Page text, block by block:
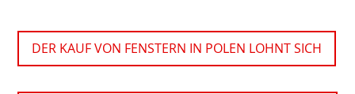
DER KAUF VON FENSTERN IN POLEN LOHNT SICH